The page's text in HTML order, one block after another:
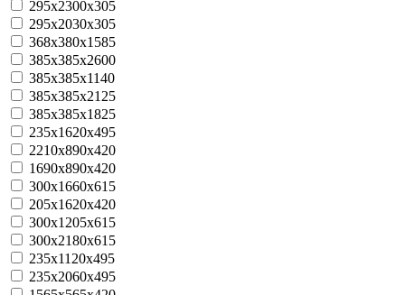
295x2300x305
295x2030x305
368x380x1585
385x385x2600
385x385x1140
385x385x2125
385x385x1825
235x1620x495
2210x890x420
1690x890x420
300х1660х615
205х1620х420
300х1205х615
300х2180х615
235х1120х495
235x2060x495